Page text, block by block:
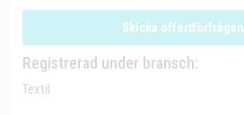
Skicka offertförfrågan
Registrerad under bransch:
Textil